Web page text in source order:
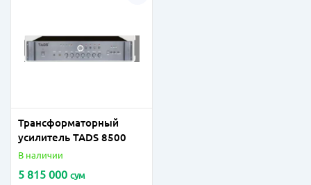
Трансформаторный
усилитель TADS 8500
В наличии
5 815 000 сум